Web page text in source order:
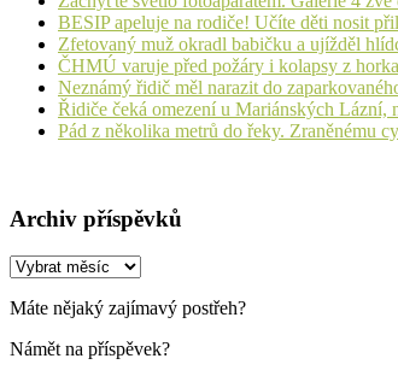
BESIP apeluje na rodiče! Učíte děti nosit
Zfetovaný muž okradl babičku a ujížděl
ČHMÚ varuje před požáry i kolapsy z
Neznámý řidič měl narazit do
Řidiče čeká omezení u Mariánských Lázní,
Pád z několika metrů do řeky. Zraněnému
Archiv příspěvků
Archiv
Máte nějaký zajímavý postřeh?
Námět na příspěvek?